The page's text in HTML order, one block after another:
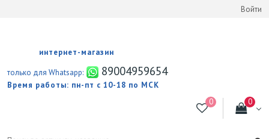
Войти
интернет-магазин
только для Whatsapp:
89004959654
Время работы: пн-пт с 10-18 по МСК